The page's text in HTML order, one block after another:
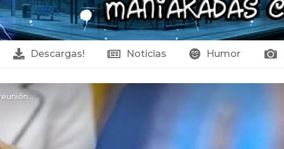
Descargas! Noticias Humor